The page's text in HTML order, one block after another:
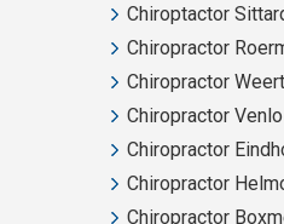
Chiroptactor
Chiropractor
Chiropractor Weert
Chiropractor Venlo
Chiropractor
Chiropractor
Chiropractor